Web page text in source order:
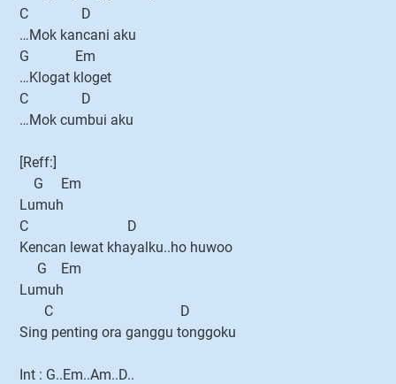
C D
…Mok kancani aku
G Em
…Klogat kloget
C D
…Mok cumbui aku
[Reff:]
G Em
Lumuh
C D
Kencan lewat khayalku..ho huwoo
G Em
Lumuh
C D
Sing penting ora ganggu tonggoku
Int : G..Em..Am..D..